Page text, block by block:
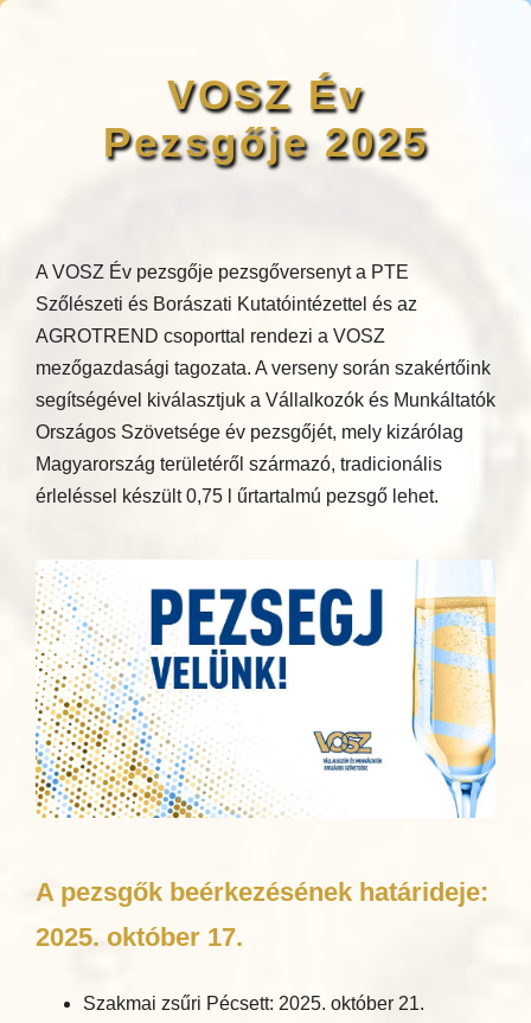
VOSZ Év
Pezsgője 2025
A VOSZ Év pezsgője pezsgőversenyt a PTE
Szőlészeti és Borászati Kutatóintézettel és az
AGROTREND csoporttal rendezi a VOSZ
mezőgazdasági tagozata. A verseny során szakértőink
segítségével kiválasztjuk a Vállalkozók és Munkáltatók
Országos Szövetsége év pezsgőjét, mely kizárólag
Magyarország területéről származó, tradicionális
érleléssel készült 0,75 l űrtartalmú pezsgő lehet.
A pezsgők beérkezésének határideje:
2025. október 17.
Szakmai zsűri Pécsett: 2025. október 21.